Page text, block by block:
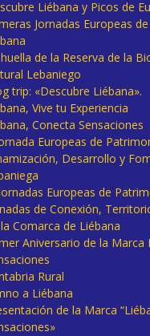
Liébana y Picos de
Jornadas Europeas
de la Reserva de la
Lebaniego
trip: «Descubre Liébana».
Vive tu Experiencia
Conecta Sensaciones
Europeas de
Desarrollo y
Europeas de
de Conexión,
Comarca de Liébana
Aniversario de la Marca
Rural
a Liébana
de la Marca